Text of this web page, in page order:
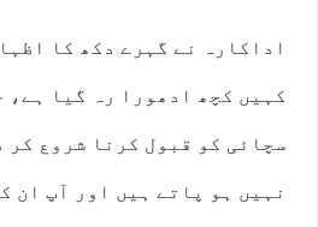
اداکارہ نے گہرے دکھ کا
کہیں کچھ ادھورا رہ گیا ہے،
سچائی کو قبول کرنا شروع کر
نہیں ہو پاتے ہیں اور آپ ان